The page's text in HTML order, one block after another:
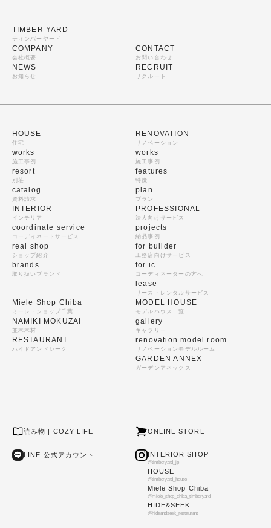
TIMBER YARD
ティンバーヤード
COMPANY
会社概要
NEWS
お知らせ
CONTACT
お問い合わせ
RECRUIT
リクルート
HOUSE
住宅
works
施工事例
resort
別荘
catalog
資料請求
RENOVATION
リノベーション
works
施工事例
features
特徴
plan
プラン
INTERIOR
インテリア
coordinate service
コーディネートサービス
real shop
ショップ紹介
brands
取り扱いブランド
PROFESSIONAL
法人向けサービス
projects
納品事例
for builder
工務店向けサービス
for ic
コーディネーターの方へ
lease
リース・レンタルサービス
Miele Shop Chiba
ミーレ・ショップ千葉
NAMIKI MOKUZAI
並木木材
RESTAURANT
ハイドアンドシーク
MODEL HOUSE
モデルハウス一覧
gallery
ギャラリー
renovation model room
リノベーションモデルルーム
GARDEN ANNEX
ガーデンアネックス
読み物 | COZY LIFE ONLINE STORE
LINE 公式アカウント INTERIOR SHOP
@timberyard_jp
HOUSE
@timberyard_house
Miele Shop Chiba
@miele_shop_chiba_timberyard
HIDE&SEEK
@hideandseek_restaurant